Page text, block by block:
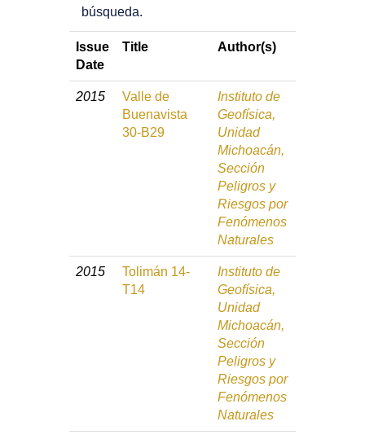
búsqueda.
Issue
Date
Title Author(s)
2015
Valle de
Buenavista
30-B29
Instituto de
Geofísica,
Unidad
Michoacán,
Sección
Peligros y
Riesgos por
Fenómenos
Naturales
2015
Tolimán 14-
T14
Instituto de
Geofísica,
Unidad
Michoacán,
Sección
Peligros y
Riesgos por
Fenómenos
Naturales